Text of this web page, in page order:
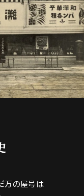
万の屋号は